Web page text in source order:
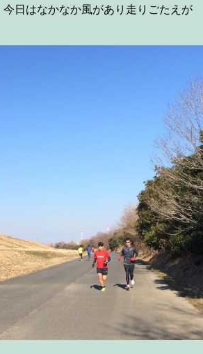
日はなかなか風があり走りごたえが